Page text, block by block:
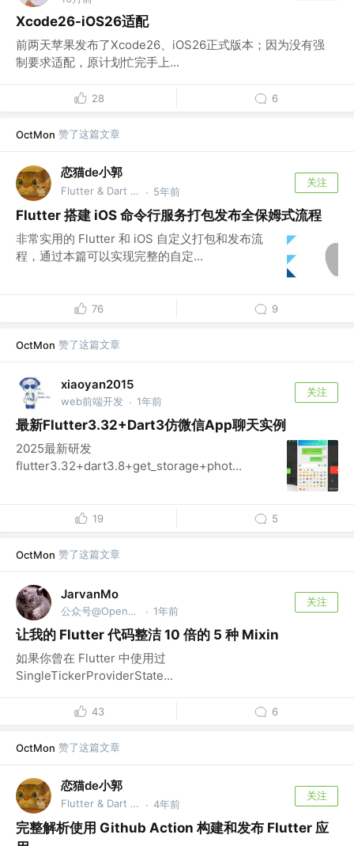
Xcode26-iOS26适配
前两天苹果发布了Xcode26、iOS26正式版本；因为没有强
制要求适配，原计划忙完手上...
28 6
OctMon 赞了这篇文章
恋猫de小郭
Flutter & Dart GDE @🏆 掘金签约作者 · 5年前
关注
Flutter 搭建 iOS 命令行服务打包发布全保姆式流程
非常实用的 Flutter 和 iOS 自定义打包和发布流
程，通过本篇可以实现完整的自定...
76 9
OctMon 赞了这篇文章
xiaoyan2015
web前端开发 · 1年前
关注
最新Flutter3.32+Dart3仿微信App聊天实例
2025最新研发
flutter3.32+dart3.8+get_storage+phot...
19 5
OctMon 赞了这篇文章
JarvanMo
公众号@OpenFlutter · 1年前
关注
让我的 Flutter 代码整洁 10 倍的 5 种 Mixin
如果你曾在 Flutter 中使用过
SingleTickerProviderState...
43 6
OctMon 赞了这篇文章
恋猫de小郭
Flutter & Dart GDE @🏆 掘金签约作者 · 4年前
关注
完整解析使用 Github Action 构建和发布 Flutter 应